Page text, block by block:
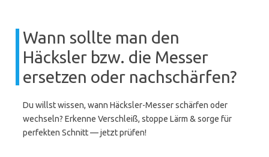
Wann sollte man den
Häcksler bzw. die Messer
ersetzen oder nachschärfen?
Du willst wissen, wann Häcksler-Messer schärfen oder
wechseln? Erkenne Verschleiß, stoppe Lärm & sorge für
perfekten Schnitt — jetzt prüfen!